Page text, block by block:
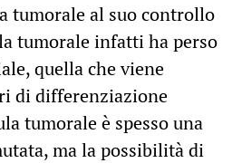
tumorale al suo controllo
tumorale infatti ha perso
quella che viene
di differenziazione
tumorale è spesso una
ma la possibilità di